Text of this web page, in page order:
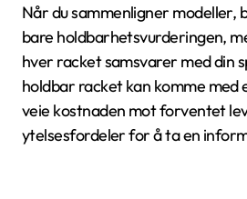
Når du sammenligner modeller,
bare holdbarhetsvurderingen,
hver racket samsvarer med din
holdbar racket kan komme med
veie kostnaden mot forventet
ytelsesfordeler for å ta en